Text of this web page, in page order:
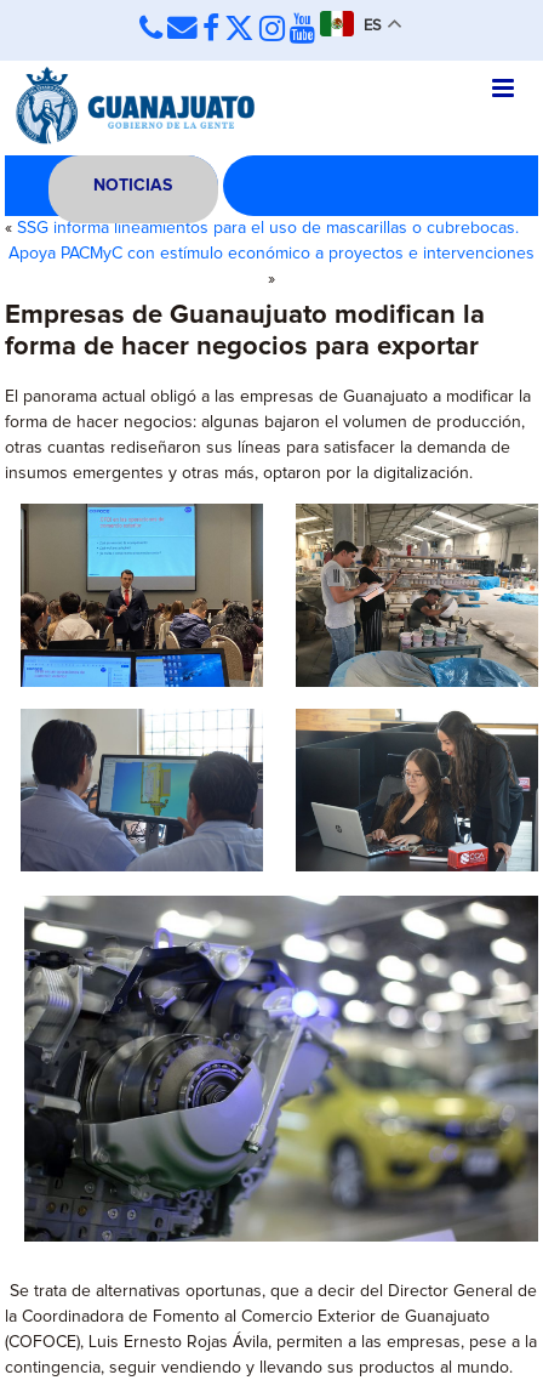
ES
NOTICIAS
«SSG informa lineamientos para el uso de mascarillas o cubrebocas.
Apoya PACMyC con estímulo económico a proyectos e intervenciones
»
Empresas de Guanaujuato modifican la
forma de hacer negocios para exportar
El panorama actual obligó a las empresas de Guanajuato a modificar la
forma de hacer negocios: algunas bajaron el volumen de producción,
otras cuantas rediseñaron sus líneas para satisfacer la demanda de
insumos emergentes y otras más, optaron por la digitalización.
Se trata de alternativas oportunas, que a decir del Director General de
la Coordinadora de Fomento al Comercio Exterior de Guanajuato
(COFOCE), Luis Ernesto Rojas Ávila, permiten a las empresas, pese a la
contingencia, seguir vendiendo y llevando sus productos al mundo.